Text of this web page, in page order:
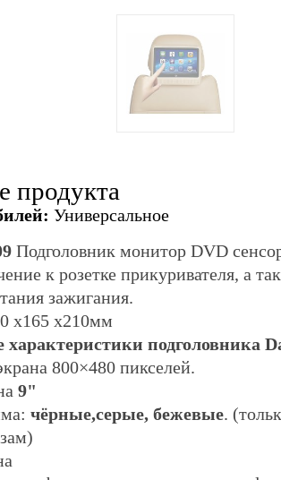
продукта
Универсальное
Подголовник монитор DVD
к розетке прикуривателя, а
зажигания.
х165 х210мм
характеристики подголовника
800×480 пикселей.
9"
чёрные,серые, бежевые.